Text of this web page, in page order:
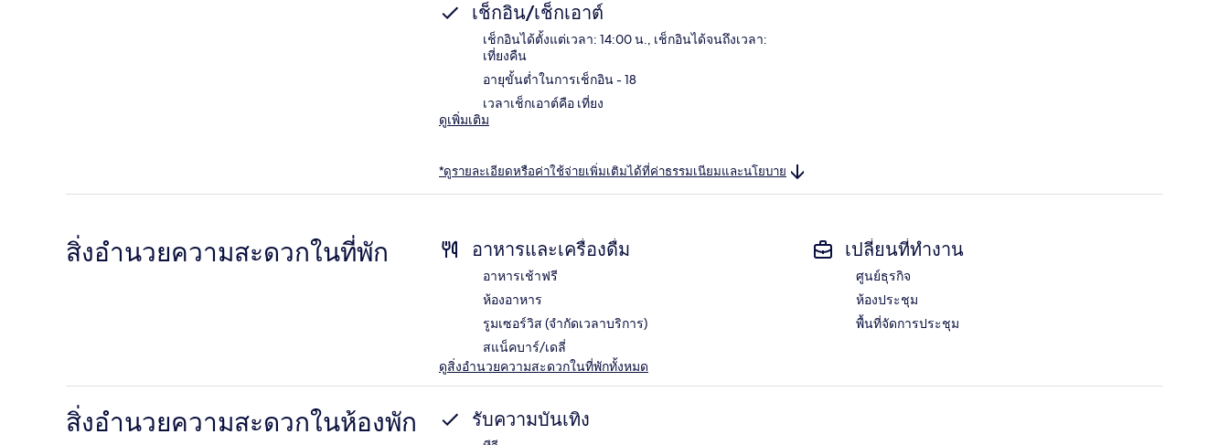
เช็กอิน/เช็กเอาต์
เช็กอินได้ตั้งแต่เวลา: 14:00 น., เช็กอินได้จนถึงเวลา:
เที่ยงคืน
อายุขั้นต่ำในการเช็กอิน - 18
เวลาเช็กเอาต์คือ เที่ยง
ดูเพิ่มเติม
*ดูรายละเอียดหรือค่าใช้จ่ายเพิ่มเติมได้ที่ค่าธรรมเนียมและนโยบาย
สิ่งอำนวยความสะดวกในที่พัก อาหารและเครื่องดื่ม
อาหารเช้าฟรี
ห้องอาหาร
รูมเซอร์วิส (จำกัดเวลาบริการ)
สแน็คบาร์/เดลี่
เปลี่ยนที่ทำงาน
ศูนย์ธุรกิจ
ห้องประชุม
พื้นที่จัดการประชุม
ดูสิ่งอำนวยความสะดวกในที่พักทั้งหมด
สิ่งอำนวยความสะดวกในห้องพัก รับความบันเทิง